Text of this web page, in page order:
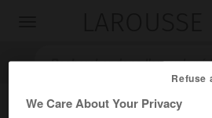
Refuse
We Care About Your Privacy